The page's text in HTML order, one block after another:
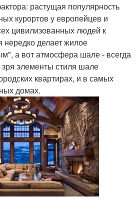
растущая популярность
курортов у европейцев и
цивилизованных людей к
делает жилое
а вот атмосфера шале - всегда
элементы стиля шале
квартирах, и в самых
домах.